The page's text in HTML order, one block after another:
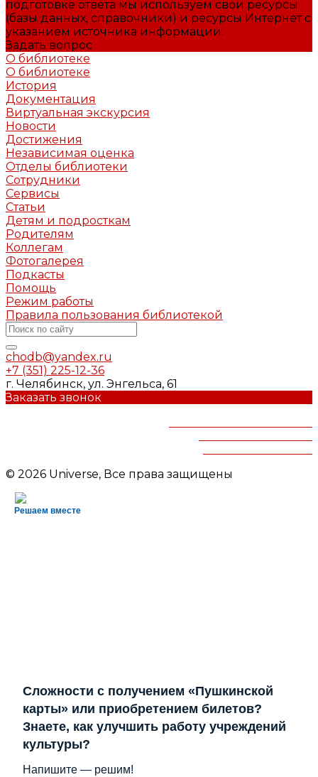
подготовке ответа мы используем свои ресурсы
(базы данных, справочники) и ресурсы Интернет с
указанием источника информации.
Задать вопрос
О библиотеке
О библиотеке
История
Документация
Виртуальная экскурсия
Новости
Достижения
Независимая оценка
Отделы библиотеки
Сотрудники
Сервисы
Статьи
Детям и подросткам
Родителям
Коллегам
Фотогалерея
Подкасты
Помощь
Режим работы
Правила пользования библиотекой
chodb@yandex.ru
+7 (351) 225-12-36
г. Челябинск, ул. Энгельса, 61
Заказать звонок
© 2026 Universe, Все права защищены
Решаем вместе
Сложности с получением «Пушкинской
карты» или приобретением билетов?
Знаете, как улучшить работу учреждений
культуры?
Напишите — решим!